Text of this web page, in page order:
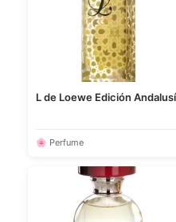
L de Loewe Edición Andalusí
🌸 Perfume